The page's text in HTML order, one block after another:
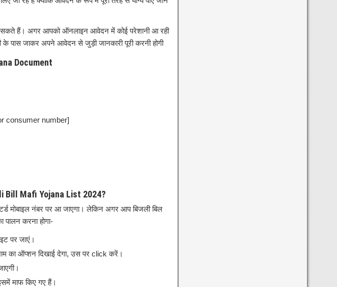
हैं। अगर आपको ऑनलाइन आवेदन में कोई परेशानी आ रही
पास जाकर अपने आवेदन से जुड़ी जानकारी पूरी करनी होगी
Document
consumer number]
Bill Mafi Yojana List 2024?
मोबाइल नंबर पर आ जाएगा। लेकिन अगर आप बिजली बिल
पालन करना होगा-
पर जाएं।
का ऑप्शन दिखाई देगा, उस पर click करें।
माफ किए गए हैं।